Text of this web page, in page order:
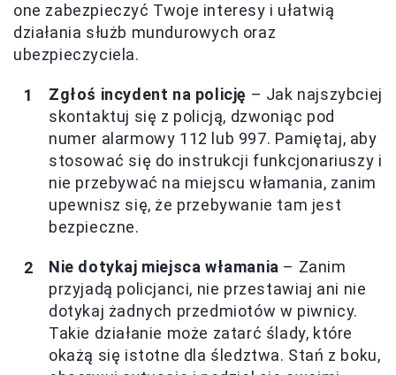
one zabezpieczyć Twoje interesy i ułatwią
działania służb mundurowych oraz
ubezpieczyciela.
Zgłoś incydent na policję – Jak najszybciej
skontaktuj się z policją, dzwoniąc pod
numer alarmowy 112 lub 997. Pamiętaj, aby
stosować się do instrukcji funkcjonariuszy i
nie przebywać na miejscu włamania, zanim
upewnisz się, że przebywanie tam jest
bezpieczne.
Nie dotykaj miejsca włamania – Zanim
przyjadą policjanci, nie przestawiaj ani nie
dotykaj żadnych przedmiotów w piwnicy.
Takie działanie może zatarć ślady, które
okażą się istotne dla śledztwa. Stań z boku,